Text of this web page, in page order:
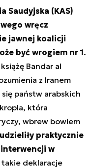
Saudyjska (KAS)
wręcz
jawnej koalicji
być wrogiem nr 1.
Bandar al
z Iranem
państw arabskich
która
wbrew bowiem
praktycznie
w
takie deklaracje